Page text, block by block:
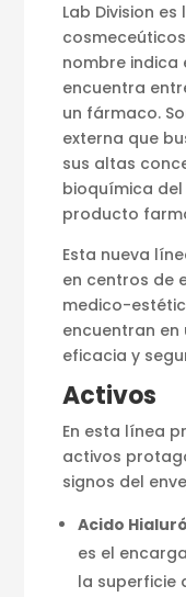
Lab Division
nombre indica
encuentra
un fármaco.
externa que
sus altas
bioquímica
producto
Esta nueva
en centros de
medico-
encuentran
eficacia y
Activos
En esta línea
activos
signos del
Acido
es el
la superficie